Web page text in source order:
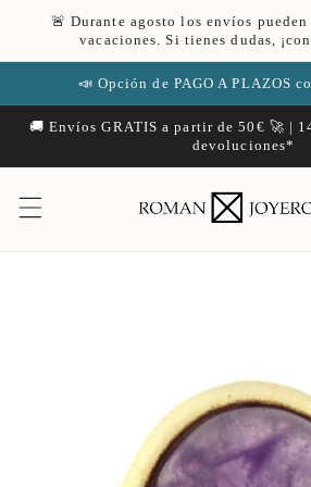
directamente
al contenido
🚨 Durante agosto los envíos
vacaciones. Si tienes dudas,
📣 Opción de PAGO A PLAZOS
🚚 Envíos GRATIS a partir de 50€ 🚀 |
devoluciones*